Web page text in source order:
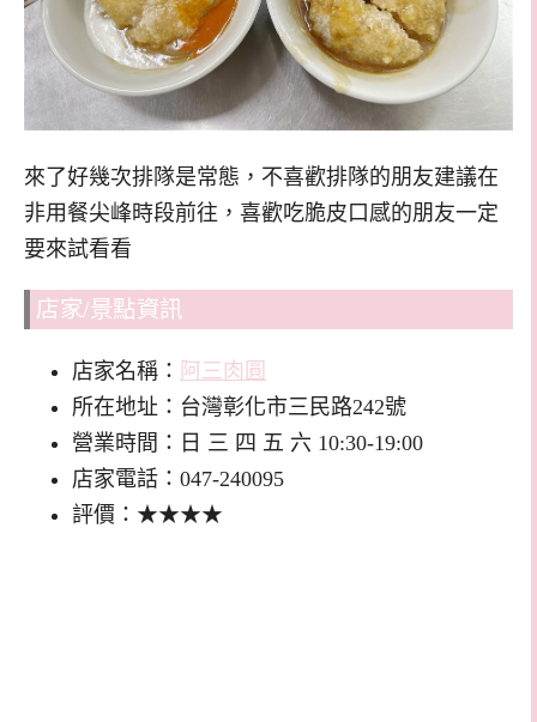
來了好幾次排隊是常態，不喜歡排隊的朋友建議在
非用餐尖峰時段前往，喜歡吃脆皮口感的朋友一定
要來試看看
店家/景點資訊
店家名稱： 阿三肉圓
所在地址：台灣彰化市三民路242號
營業時間：日 三 四 五 六 10:30-19:00
店家電話：047-240095
評價：★★★★